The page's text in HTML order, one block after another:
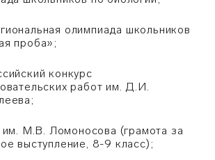
олимпиада школьников
проба»;
конкурс
работ им. Д.И.
им. М.В. Ломоносова (грамота за
выступление, 8-9 класс);